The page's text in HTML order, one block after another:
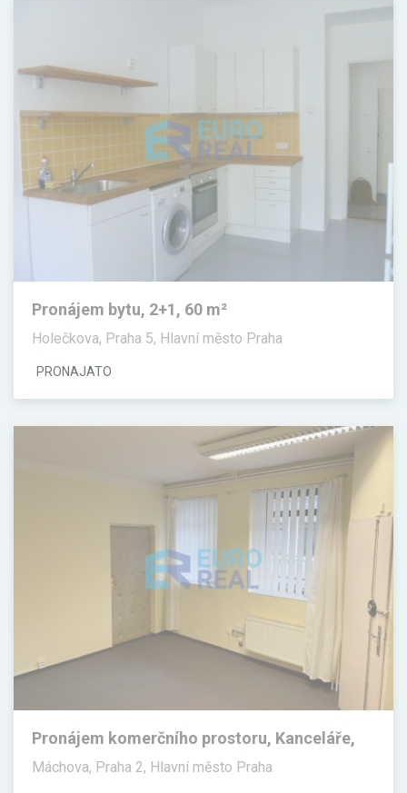
Pronájem bytu, 2+1, 60 m²
Holečkova, Praha 5, Hlavní město Praha
PRONAJATO
Pronájem komerčního prostoru, Kanceláře,
30 m²
Máchova, Praha 2, Hlavní město Praha